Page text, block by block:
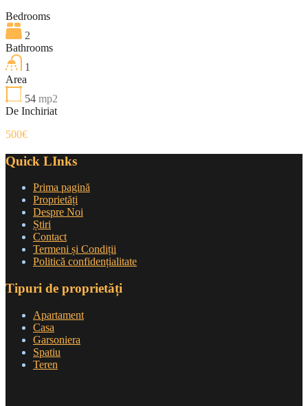
Bedrooms
2
Bathrooms
1
Area
54 mp2
De Inchiriat
500€
Quick LInks
Prima pagină
Proprietăți
Despre Noi
Știri
Contact
Termeni și Condiții
Politică confidențialitate
Tipuri de proprietăți
Apartament
Casa
Garsoniera
Spatiu
Teren